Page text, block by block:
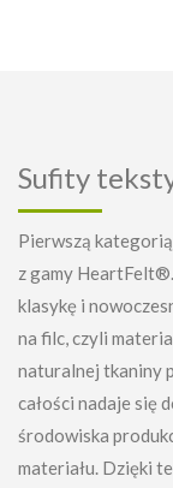
Sufity
Pierwszą
z gamy
klasykę i
na filc, czyli
naturalnej tkaniny
całości nadaje się
środowiska
materiału. Dzięki